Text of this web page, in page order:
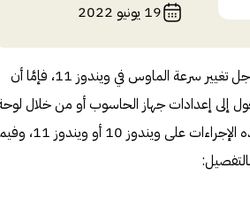
19 يونيو 2022
توجد أكثر من طريقة من أجل تغيير سرعة الماوس في ويندوز 11، فإمَّا أن
إلى إعدادات جهاز الحاسوب أو من خلال
التحكم، ويمكن القيام بهذه الإجراءات على ويندوز 10 أو